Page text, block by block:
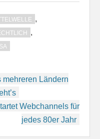
,
,
Ländern
Webchannels für
jedes 80er Jahr